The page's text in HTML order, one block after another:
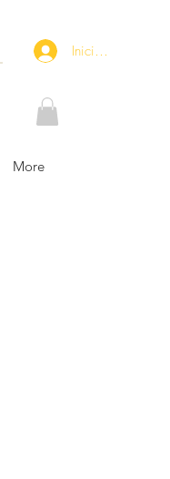
Iniciar sesión
More